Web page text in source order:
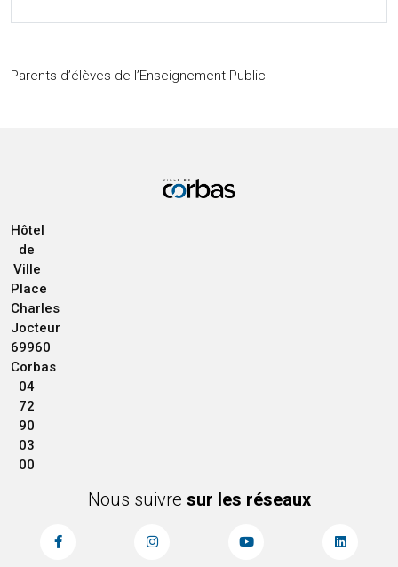
Parents d’élèves de l’Enseignement Public
Hôtel
de
Ville
Place
Charles
Jocteur
69960
Corbas
04
72
90
03
00
Nous suivre sur les réseaux